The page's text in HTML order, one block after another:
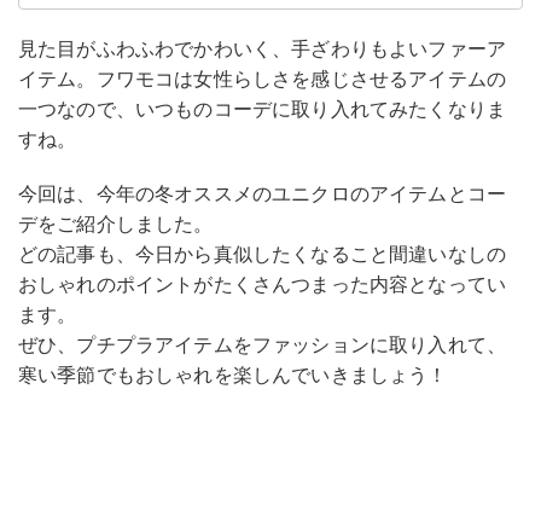
見た目がふわふわでかわいく、手ざわりもよいファーア
イテム。フワモコは女性らしさを感じさせるアイテムの
一つなので、いつものコーデに取り入れてみたくなりま
すね。
今回は、今年の冬オススメのユニクロのアイテムとコー
デをご紹介しました。
どの記事も、今日から真似したくなること間違いなしの
おしゃれのポイントがたくさんつまった内容となってい
ます。
ぜひ、プチプラアイテムをファッションに取り入れて、
寒い季節でもおしゃれを楽しんでいきましょう！